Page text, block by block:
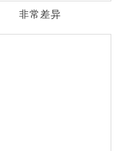
非常差异